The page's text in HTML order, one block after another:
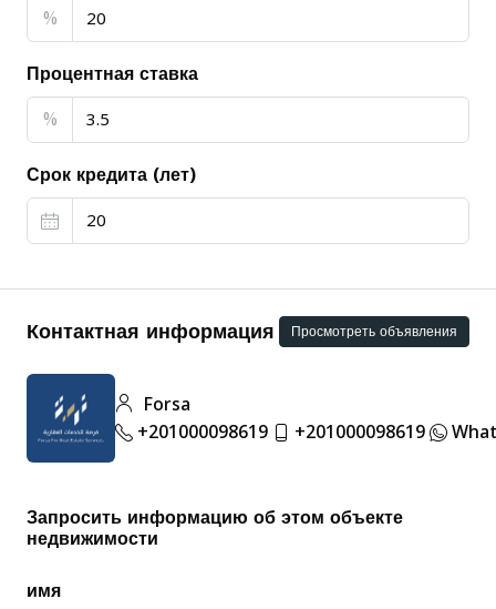
%
Процентная ставка
%
Срок кредита (лет)
Контактная информация Просмотреть объявления
Forsa
+201000098619
+201000098619
Запросить информацию об этом объекте
недвижимости
имя